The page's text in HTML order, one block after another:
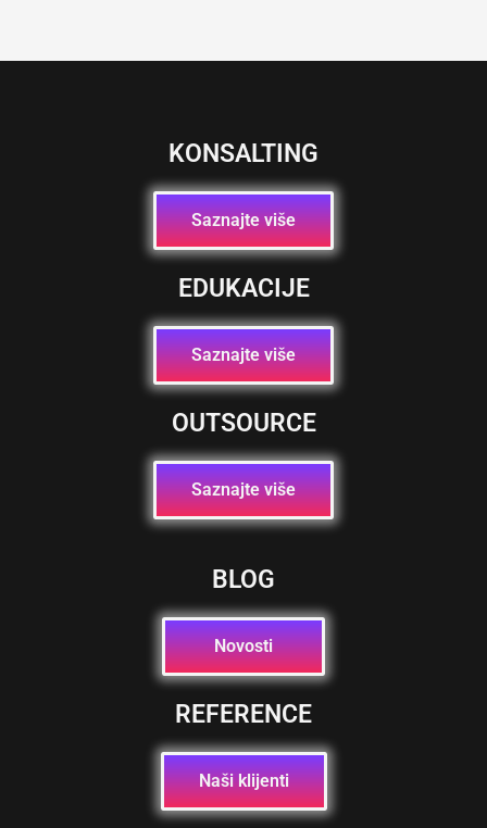
KONSALTING
Saznajte više
EDUKACIJE
Saznajte više
OUTSOURCE
Saznajte više
BLOG
Novosti
REFERENCE
Naši klijenti